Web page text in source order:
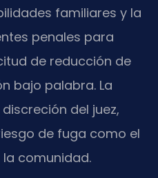
familiares y la
penales para
de reducción de
bajo palabra. La
del juez,
de fuga como el
comunidad.